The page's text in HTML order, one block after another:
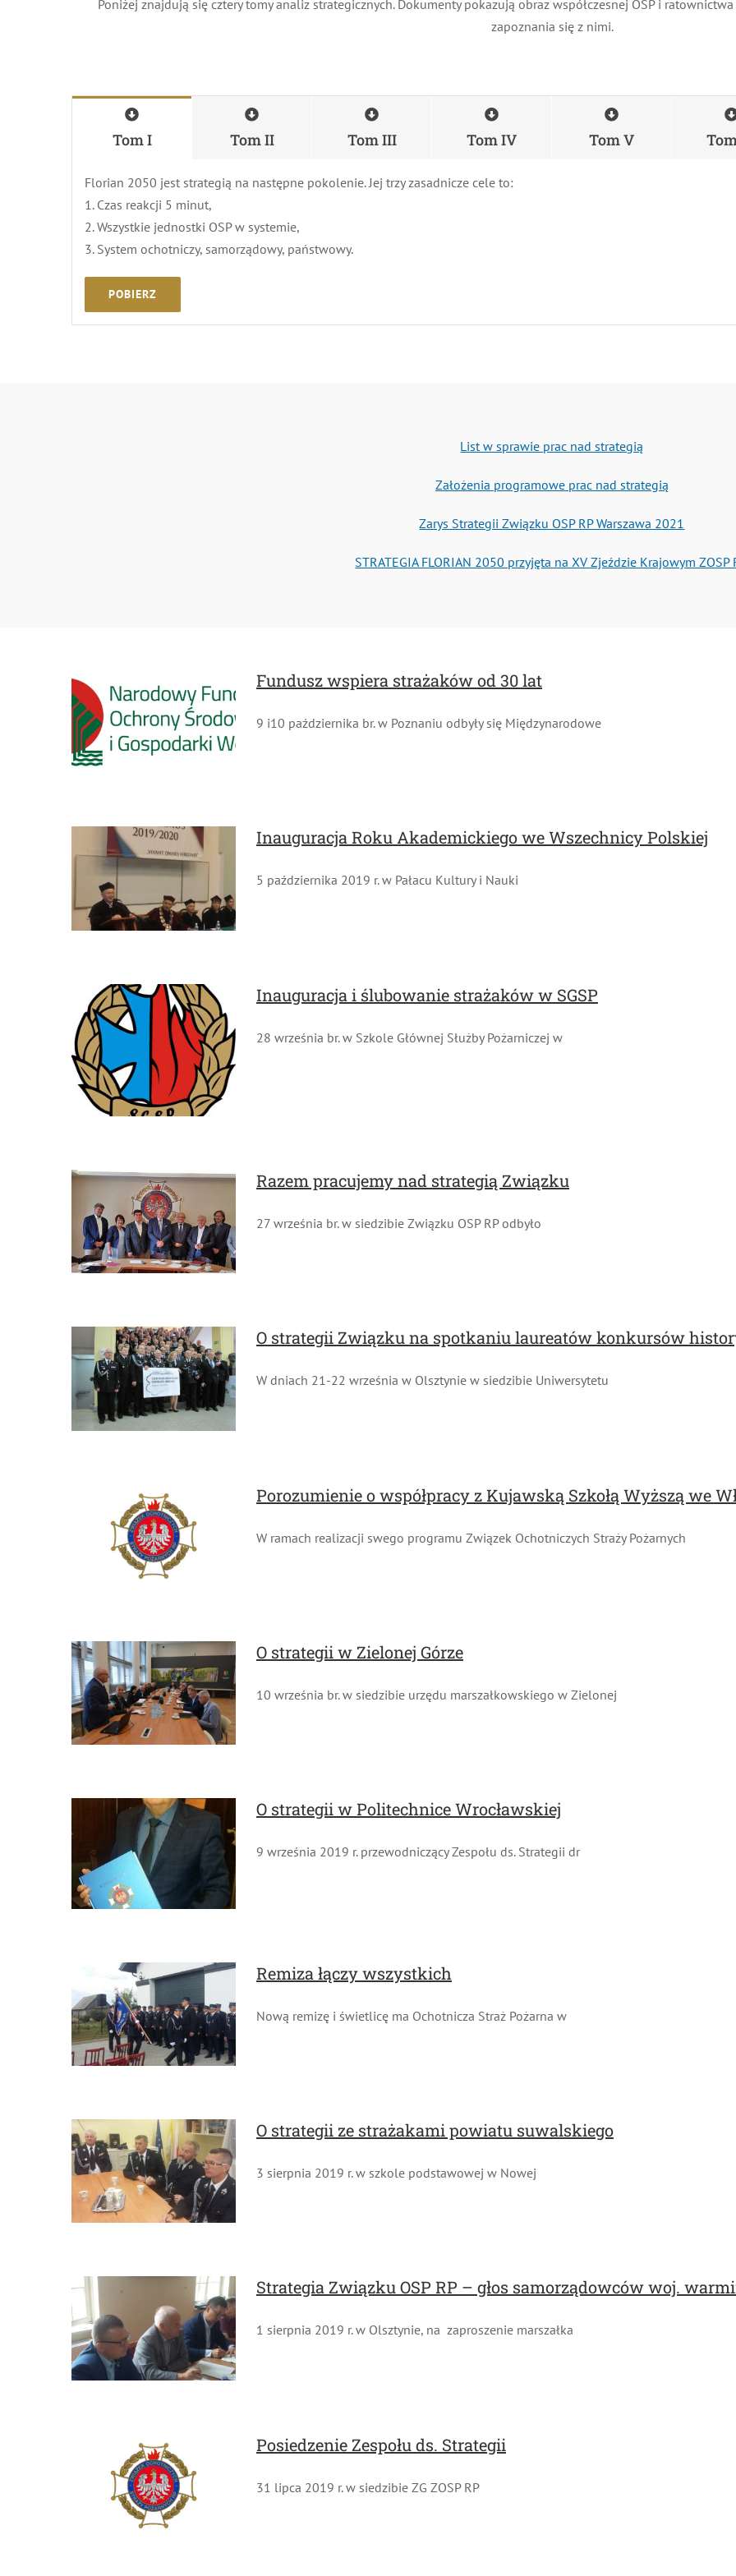
Poniżej znajdują się cztery tomy analiz strategicznych. Dokumenty pokazują obraz współczesnej OSP i
zapoznania się z nimi.
Tom I Tom II Tom III Tom IV Tom V
Florian 2050 jest strategią na następne pokolenie. Jej trzy zasadnicze cele to:
1. Czas reakcji 5 minut,
2. Wszystkie jednostki OSP w systemie,
3. System ochotniczy, samorządowy, państwowy.
POBIERZ
List w sprawie prac nad strategią
Założenia programowe prac nad strategią
Zarys Strategii Związku OSP RP Warszawa 2021
STRATEGIA FLORIAN 2050 przyjęta na XV Zjeździe Krajowym ZOSP
Fundusz wspiera strażaków od 30 lat
9 i10 października br. w Poznaniu odbyły się Międzynarodowe
Inauguracja Roku Akademickiego we Wszechnicy Polskiej
5 października 2019 r. w Pałacu Kultury i Nauki
Inauguracja i ślubowanie strażaków w SGSP
28 września br. w Szkole Głównej Służby Pożarniczej w
Razem pracujemy nad strategią Związku
27 września br. w siedzibie Związku OSP RP odbyło
O strategii Związku na spotkaniu laureatów konkursów
W dniach 21-22 września w Olsztynie w siedzibie Uniwersytetu
Porozumienie o współpracy z Kujawską Szkołą Wyższą we
W ramach realizacji swego programu Związek Ochotniczych Straży Pożarnych
O strategii w Zielonej Górze
10 września br. w siedzibie urzędu marszałkowskiego w Zielonej
O strategii w Politechnice Wrocławskiej
9 września 2019 r. przewodniczący Zespołu ds. Strategii dr
Remiza łączy wszystkich
Nową remizę i świetlicę ma Ochotnicza Straż Pożarna w
O strategii ze strażakami powiatu suwalskiego
3 sierpnia 2019 r. w szkole podstawowej w Nowej
Strategia Związku OSP RP – głos samorządowców woj.
1 sierpnia 2019 r. w Olsztynie, na zaproszenie marszałka
Posiedzenie Zespołu ds. Strategii
31 lipca 2019 r. w siedzibie ZG ZOSP RP